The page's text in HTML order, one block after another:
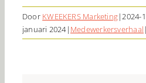
Door KWEEKERS Marketing|2024-
januari 2024| Medewerkersverhaal